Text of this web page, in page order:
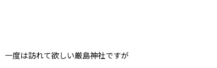
一度は訪れて欲しい厳島神社ですが